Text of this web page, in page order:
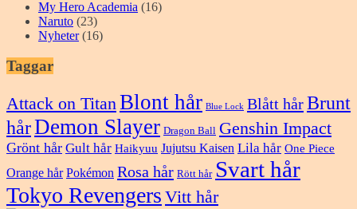
My Hero Academia (16)
Naruto (23)
Nyheter(16)
Taggar
Attack on TitanBlont hår Blue Lock Blått hårBrunt
hårDemon Slayer Dragon Ball Genshin Impact
Grönt hår Gult hår Haikyuu Jujutsu Kaisen Lila hår One Piece
Orange hår Pokémon Rosa hår Rött hår Svart hår
Tokyo Revengers Vitt hår